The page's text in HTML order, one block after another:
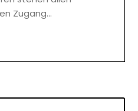
Zugang…